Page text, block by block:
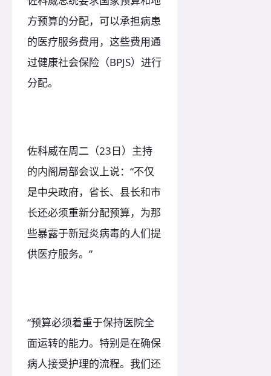
方预算的分配，可以承担病患
的医疗服务费用，这些费用通
过健康社会保险（BPJS）进行
分配。
佐科威在周二（23日）主持
的内阁局部会议上说：“不仅
是中央政府，省长、县长和市
长还必须重新分配预算，为那
些暴露于新冠炎病毒的人们提
供医疗服务。”
“预算必须着重于保持医院全
面运转的能力。特别是在确保
病人接受护理的流程。我们还